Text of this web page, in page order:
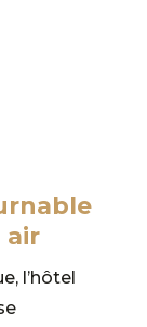
air
l’hôtel